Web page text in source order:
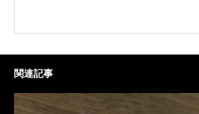
関連記事